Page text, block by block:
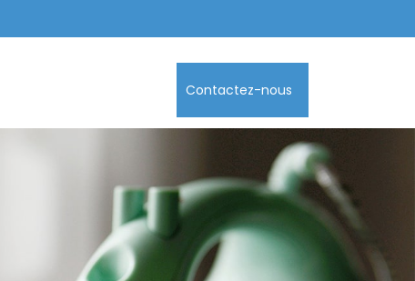
Contactez-nous